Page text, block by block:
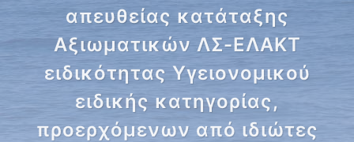
απευθείας κατάταξης
Αξιωματικών ΛΣ-ΕΛΑΚΤ
ειδικότητας Υγειονομικού
ειδικής κατηγορίας,
προερχόμενων από ιδιώτες